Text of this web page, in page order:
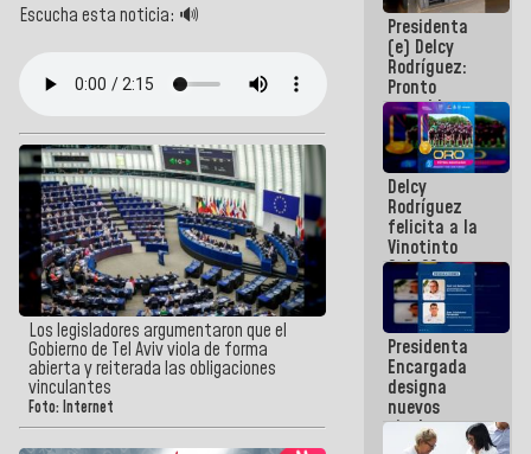
Escucha esta noticia: 🔊
Los legisladores argumentaron que el
Gobierno de Tel Aviv viola de forma
abierta y reiterada las obligaciones
vinculantes
Foto: Internet
Presidenta
(e) Delcy
Rodríguez:
Pronto
restableceremos
las
operaciones
en el
Aeropuerto
Internacional
de
Maiquetía
Delcy
Rodríguez
felicita a la
Vinotinto
Sub 20
campeona
frente
México Sub
23 en los
Centroamericanos
Presidenta
Encargada
designa
nuevos
titulares en